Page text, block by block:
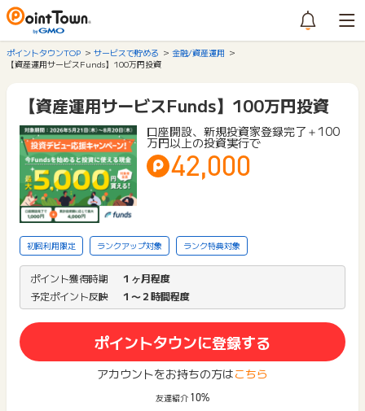
ポイントタウンTOP サービスで貯める
金融/資産運用
【資産運用サービスFunds】100万円投資
【資産運用サービスFunds】100万円投資
口座開設、新規投資家登録完了＋100
万円以上の投資実行で
42,000
初回利用限定 ランクアップ対象 ランク特典対象
ポイント獲得時期
１ヶ月程度
予定ポイント反映
１〜２時間程度
ポイントタウンに登録する
アカウントをお持ちの方はこちら
友達紹介 10%